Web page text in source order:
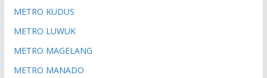
METRO KUDUS
METRO LUWUK
METRO MAGELANG
METRO MANADO